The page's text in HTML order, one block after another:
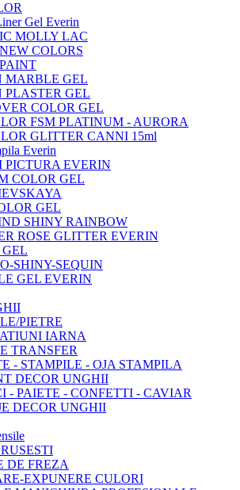
Gel Everin
MOLLY LAC
COLORS
MARBLE GEL
PLASTER GEL
COLOR GEL
FSM PLATINUM - AURORA
GLITTER CANNI 15ml
Everin
PICTURA EVERIN
COLOR GEL
GEL
SHINY RAINBOW
ROSE GLITTER EVERIN
GEL
SHINY-SEQUIN
GEL EVERIN
PIETRE
IARNA
TRANSFER
- STAMPILE - OJA STAMPILA
DECOR UNGHII
- PAIETE - CONFETTI - CAVIAR
DECOR UNGHII
DE FREZA
EXPUNERE CULORI